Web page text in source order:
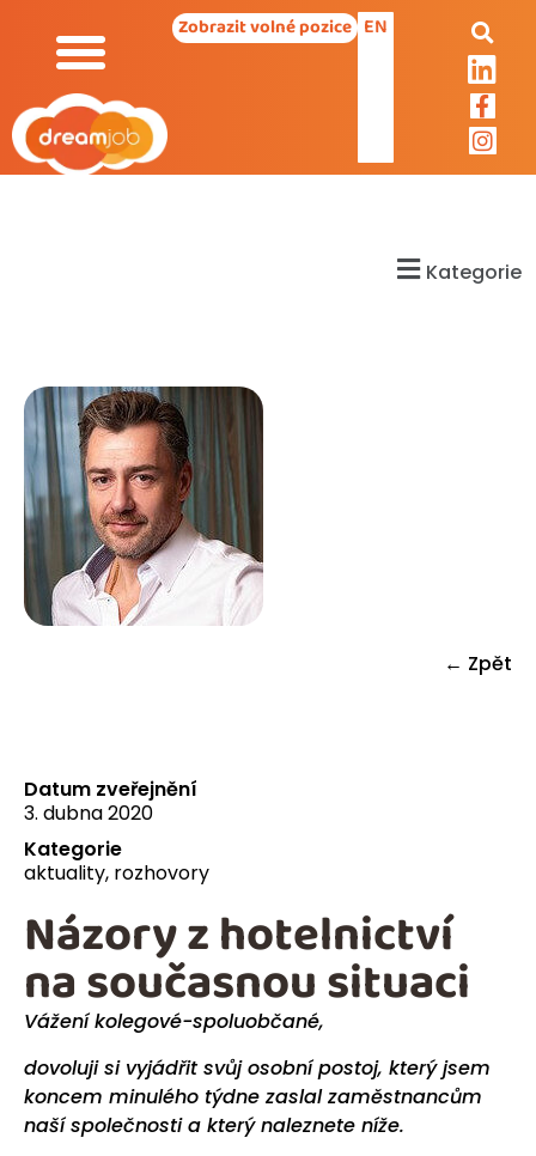
Zobrazit volné pozice EN
Kategorie
← Zpět
Datum zveřejnění
3. dubna 2020
Kategorie
aktuality, rozhovory
Vážení kolegové-spoluobčané,
dovoluji si vyjádřit svůj osobní postoj, který jsem
koncem minulého týdne zaslal zaměstnancům
naší společnosti a který naleznete níže.
Názory z hotelnictví
na současnou situaci